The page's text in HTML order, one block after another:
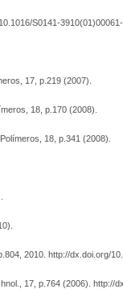
S0141-3910(01)00061-
17, p.219 (2007).
18, p.170 (2008).
18, p.341 (2008).
2010. http://dx.doi.org/
17, p.764 (2006). http://